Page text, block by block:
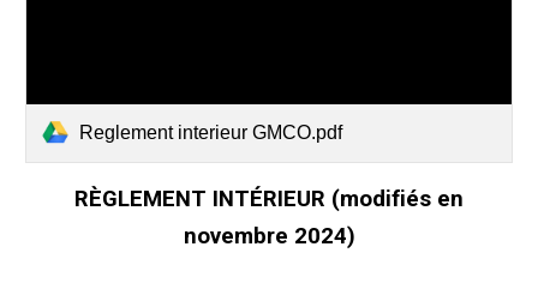
Reglement interieur GMCO.pdf
RÈGLEMENT INTÉRIEUR (modifiés en
novembre 2024)